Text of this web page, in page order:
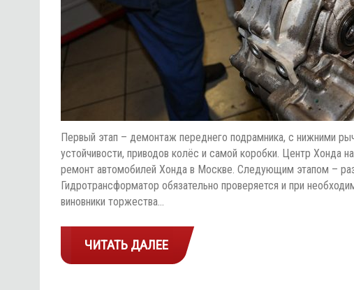
Первый этап – демонтаж переднего подрамника, с нижними
устойчивости, приводов колёс и самой коробки. Центр Хонда
ремонт автомобилей Хонда в Москве. Следующим этапом –
Гидротрансформатор обязательно проверяется и при
виновники торжества…
ЧИТАТЬ ДАЛЕЕ